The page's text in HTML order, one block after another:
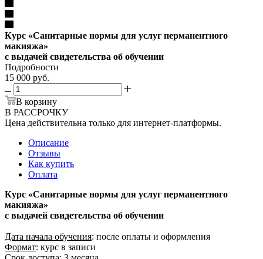
Курс «Санитарные нормы для услуг перманентного
макияжа»
с выдачей свидетельства об обучении
Подробности
15 000 руб.
В корзину
В РАССРОЧКУ
Цена действительна только для интернет-платформы.
Описание
Отзывы
Как купить
Оплата
Курс «Санитарные нормы для услуг перманентного
макияжа»
с выдачей свидетельства об обучении
Дата начала обучения: после оплаты и оформления
Формат: курс в записи